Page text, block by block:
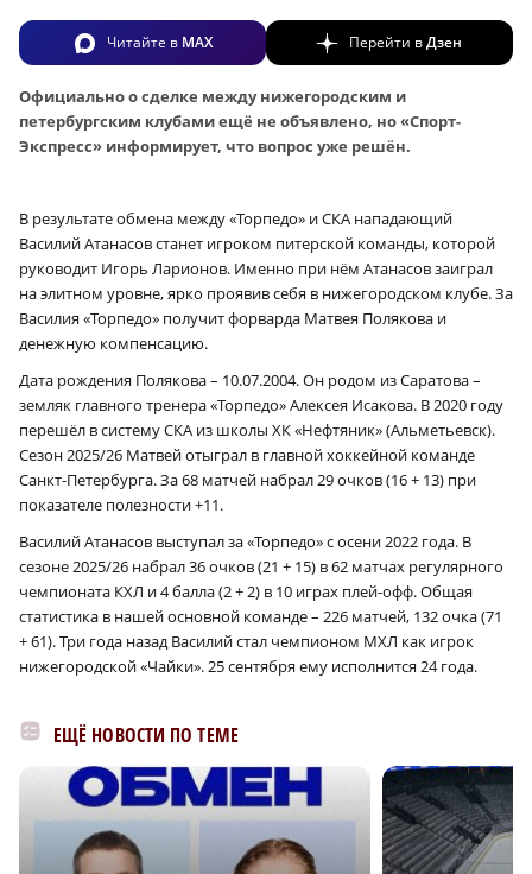
Читайте в MAX Перейти вДзен
Официально о сделке между нижегородским и
петербургским клубами ещё не объявлено, но «Спорт-
Экспресс» информирует, что вопрос уже решён.
В результате обмена между «Торпедо» и СКА нападающий
Василий Атанасов станет игроком питерской команды, которой
руководит Игорь Ларионов. Именно при нём Атанасов заиграл
на элитном уровне, ярко проявив себя в нижегородском клубе. За
Василия «Торпедо» получит форварда Матвея Полякова и
денежную компенсацию.
Дата рождения Полякова – 10.07.2004. Он родом из Саратова –
земляк главного тренера «Торпедо» Алексея Исакова. В 2020 году
перешёл в систему СКА из школы ХК «Нефтяник» (Альметьевск).
Сезон 2025/26 Матвей отыграл в главной хоккейной команде
Санкт-Петербурга. За 68 матчей набрал 29 очков (16 + 13) при
показателе полезности +11.
Василий Атанасов выступал за «Торпедо» с осени 2022 года. В
сезоне 2025/26 набрал 36 очков (21 + 15) в 62 матчах регулярного
чемпионата КХЛ и 4 балла (2 + 2) в 10 играх плей-офф. Общая
статистика в нашей основной команде – 226 матчей, 132 очка (71
+ 61). Три года назад Василий стал чемпионом МХЛ как игрок
нижегородской «Чайки». 25 сентября ему исполнится 24 года.
ЕЩЁ НОВОСТИ ПО ТЕМЕ